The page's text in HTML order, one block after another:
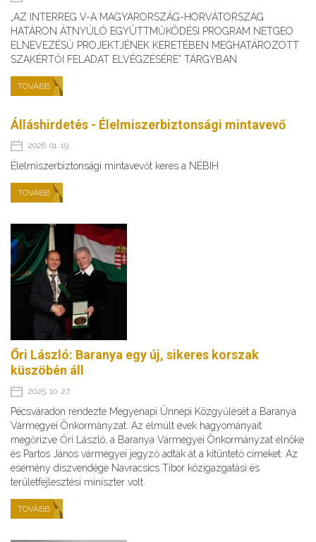
„AZ INTERREG V-A MAGYARORSZÁG-HORVÁTORSZÁG
HATÁRON ÁTNYÚLÓ EGYÜTTMŰKÖDÉSI PROGRAM NETGEO
ELNEVEZÉSŰ PROJEKTJÉNEK KERETÉBEN MEGHATÁROZOTT
SZAKÉRTŐI FELADAT ELVÉGZÉSÉRE” TÁRGYBAN
TOVÁBB
Álláshirdetés - Élelmiszerbiztonsági mintavevő
2026. 01. 19.
Élelmiszerbiztonsági mintavevőt keres a NÉBIH
TOVÁBB
Őri László: Baranya egy új, sikeres korszak
küszöbén áll
2025. 10. 27.
Pécsváradon rendezte Megyenapi Ünnepi Közgyűlését a Baranya
Vármegyei Önkormányzat. Az elmúlt évek hagyományait
megőrizve Őri László, a Baranya Vármegyei Önkormányzat elnöke
és Partos János vármegyei jegyző adták át a kitüntető címeket. Az
esemény díszvendége Navracsics Tibor közigazgatási és
területfejlesztési miniszter volt.
TOVÁBB